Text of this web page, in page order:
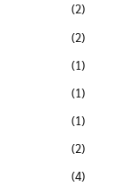
(2)
(2)
(1)
(1)
(1)
(2)
(4)